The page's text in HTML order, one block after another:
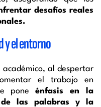
desafíos reales
y el entorno
al despertar
el trabajo en
pone énfasis en la
de las palabras y la